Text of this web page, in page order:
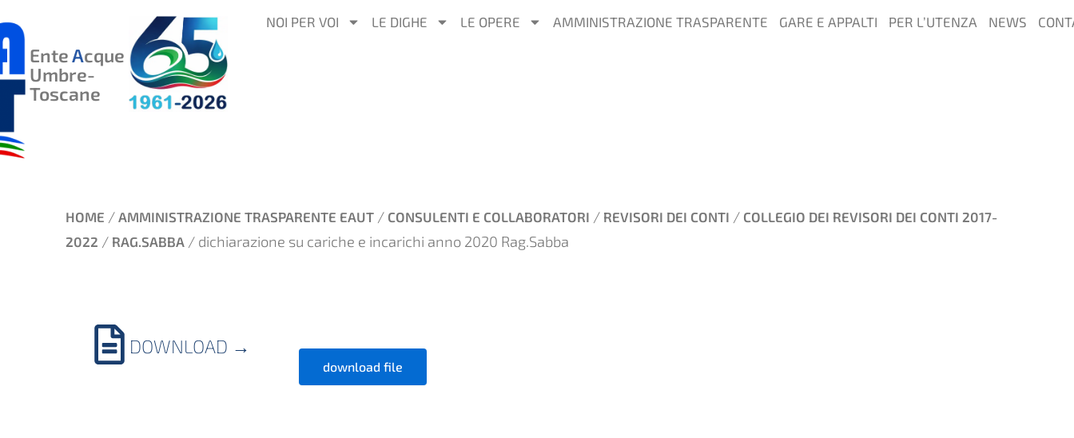
AL
CONTENUTO
EnteAcque
Umbre-
Toscane
NOI PER VOI LE DIGHE LE OPERE AMMINISTRAZIONE TRASPARENTE GARE E APPALTI PER L’UTENZA NEWS
HOME / AMMINISTRAZIONE TRASPARENTE EAUT / CONSULENTI E COLLABORATORI / REVISORI DEI CONTI / COLLEGIO DEI REVISORI DEI CONTI 2017-
2022 / RAG.SABBA / dichiarazione su cariche e incarichi anno 2020 Rag.Sabba
DOWNLOAD →
download file